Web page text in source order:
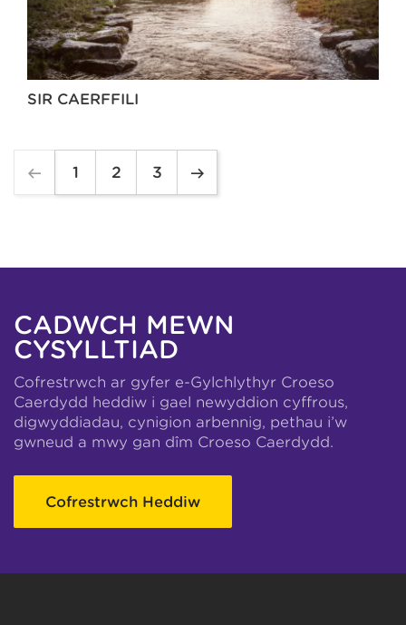
SIR CAERFFILI
1 2 3
CADWCH MEWN
CYSYLLTIAD
Cofrestrwch ar gyfer e-Gylchlythyr Croeso
Caerdydd heddiw i gael newyddion cyffrous,
digwyddiadau, cynigion arbennig, pethau i’w
gwneud a mwy gan dîm Croeso Caerdydd.
Cofrestrwch Heddiw